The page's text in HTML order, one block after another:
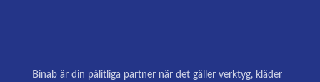
Binab är din pålitliga partner när det gäller verktyg, kläder